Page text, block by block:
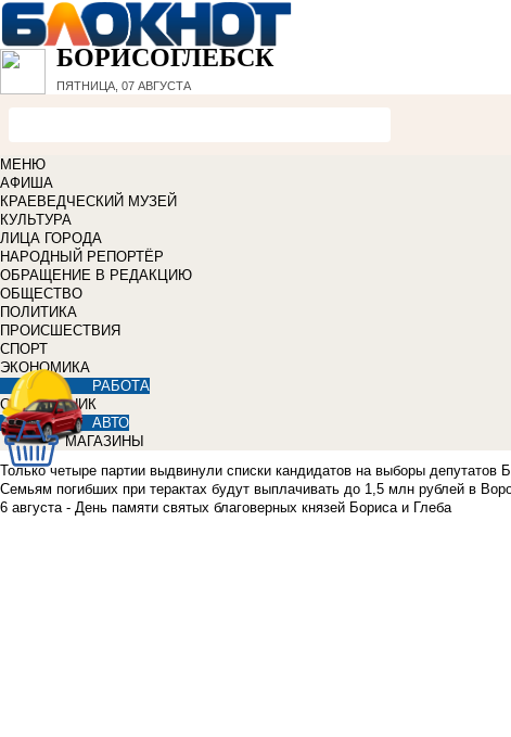
БОРИСОГЛЕБСК
ПЯТНИЦА, 07 АВГУСТА
МЕНЮ
АФИША
КРАЕВЕДЧЕСКИЙ МУЗЕЙ
КУЛЬТУРА
ЛИЦА ГОРОДА
НАРОДНЫЙ РЕПОРТЁР
ОБРАЩЕНИЕ В РЕДАКЦИЮ
ОБЩЕСТВО
ПОЛИТИКА
ПРОИСШЕСТВИЯ
СПОРТ
ЭКОНОМИКА
РАБОТА
СПРАВОЧНИК
АВТО
МАГАЗИНЫ
Только четыре партии выдвинули списки кандидатов на выборы депутатов
Семьям погибших при терактах будут выплачивать до 1,5 млн рублей в
6 августа - День памяти святых благоверных князей Бориса и Глеба